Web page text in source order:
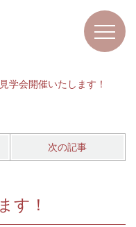
学会開催いたします！
次の記事
す！